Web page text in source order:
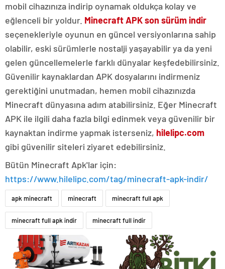
mobil cihazınıza indirip oynamak oldukça kolay ve
eğlenceli bir yoldur. Minecraft APK son sürüm indir
seçenekleriyle oyunun en güncel versiyonlarına sahip
olabilir, eski sürümlerle nostalji yaşayabilir ya da yeni
gelen güncellemelerle farklı dünyalar keşfedebilirsiniz.
Güvenilir kaynaklardan APK dosyalarını indirmeniz
gerektiğini unutmadan, hemen mobil cihazınızda
Minecraft dünyasına adım atabilirsiniz. Eğer Minecraft
APK ile ilgili daha fazla bilgi edinmek veya güvenilir bir
kaynaktan indirme yapmak isterseniz, hilelipc.com
gibi güvenilir siteleri ziyaret edebilirsiniz.
Bütün Minecraft Apk'lar için:
https://www.hilelipc.com/tag/minecraft-apk-indir/
apk minecraft minecraft minecraft full apk
minecraft full apk indir minecraft full indir